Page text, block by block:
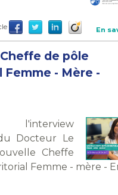
En
de pôle
- Mère -
l'interview
Docteur Le
Cheffe
Femme - mère -